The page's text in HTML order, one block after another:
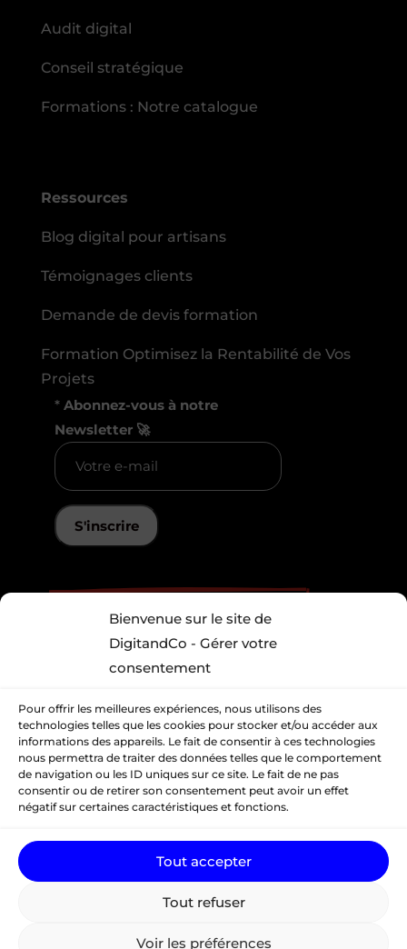
Bienvenue sur le site de
DigitandCo - Gérer votre
consentement
Pour offrir les meilleures expériences, nous utilisons des
technologies telles que les cookies pour stocker et/ou accéder aux
informations des appareils. Le fait de consentir à ces technologies
nous permettra de traiter des données telles que le comportement
de navigation ou les ID uniques sur ce site. Le fait de ne pas
consentir ou de retirer son consentement peut avoir un effet
négatif sur certaines caractéristiques et fonctions.
Tout accepter
Tout refuser
Voir les préférences
Audit digital
Conseil stratégique
Formations : Notre catalogue
Ressources
Blog digital pour artisans
Témoignages clients
Demande de devis formation
Formation Optimisez la Rentabilité de Vos
Projets
* Abonnez-vous à notre
Newsletter 🚀
S'inscrire
Ambassadeurs”, “Parrainez
& Gagnez 350 €
powered byGoogle
📍DigitandCo
Facebook Instagram